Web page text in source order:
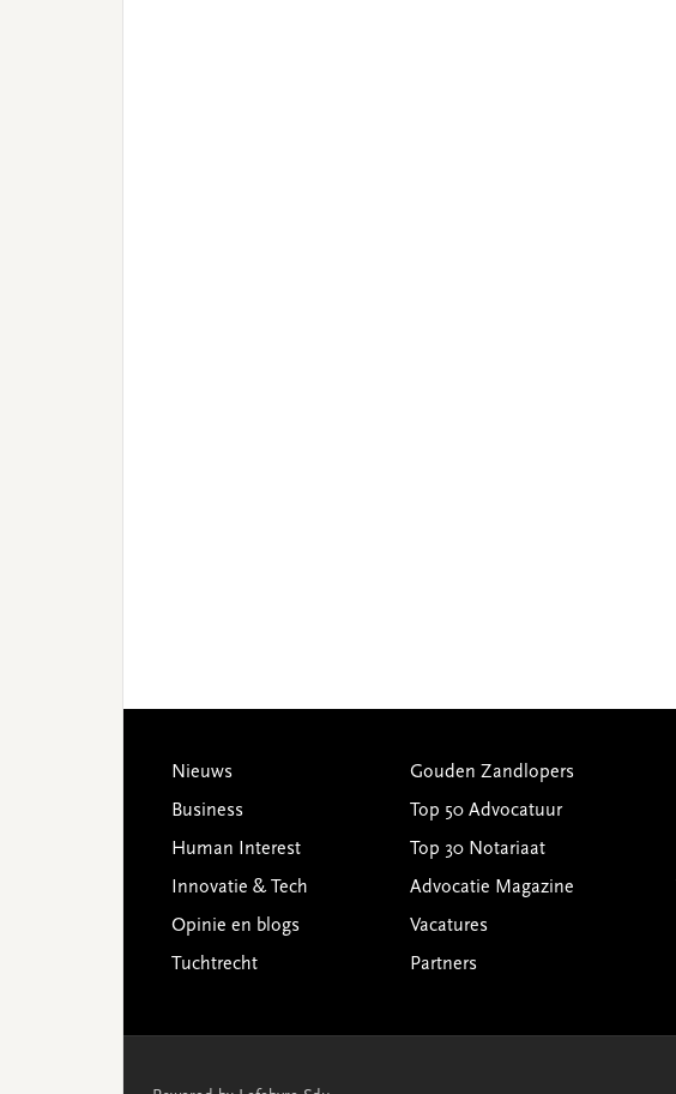
Footer
Nieuws
Business
Human Interest
Innovatie & Tech
Opinie en blogs
Tuchtrecht
Gouden Zandlopers
Top 50 Advocatuur
Top 30 Notariaat
Advocatie Magazine
Vacatures
Partners